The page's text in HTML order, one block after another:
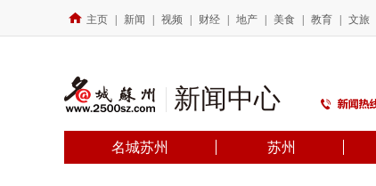
主页 新闻 视频 财经 地产 美食 教育 文旅
新闻中心
名城苏州 苏州